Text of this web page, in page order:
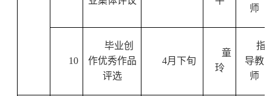
师
10
毕业创
作优秀作品
评选
4月下旬
童
玲
指
导教
师